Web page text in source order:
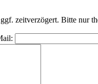
zeitverzögert. Bitte nur